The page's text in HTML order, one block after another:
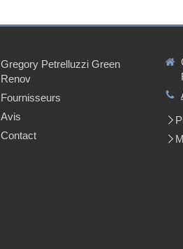
Gregory Petrelluzzi Green
Renov
Fournisseurs
Avis
Contact